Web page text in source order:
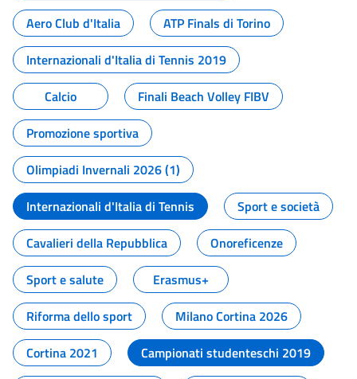
Aero Club d'Italia
ATP Finals di Torino
Internazionali d'Italia di Tennis 2019
Calcio
Finali Beach Volley FIBV
Promozione sportiva
Olimpiadi Invernali 2026 (1)
Internazionali d'Italia di Tennis
Sport e società
Cavalieri della Repubblica
Onoreficenze
Sport e salute
Erasmus+
Riforma dello sport
Milano Cortina 2026
Cortina 2021
Campionati studenteschi 2019